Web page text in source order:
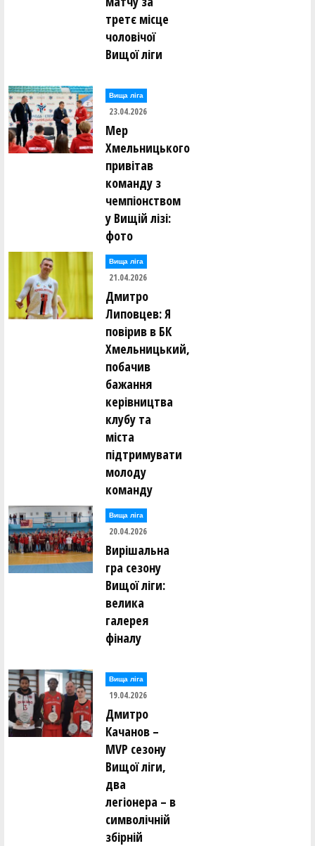
третє місце
чоловічої
Вищої ліги
Вища лiга
23.04.2026
Мер
Хмельницького
привітав
команду з
чемпіонством
у Вищій лізі:
фото
Вища лiга
21.04.2026
Дмитро
Липовцев: Я
повірив в БК
Хмельницький,
побачив
бажання
керівництва
клубу та
міста
підтримувати
молоду
команду
Вища лiга
20.04.2026
Вирішальна
гра сезону
Вищої ліги:
велика
галерея
фіналу
Вища лiга
19.04.2026
Дмитро
Качанов –
MVP сезону
Вищої ліги,
два
легіонера – в
символічній
збірній